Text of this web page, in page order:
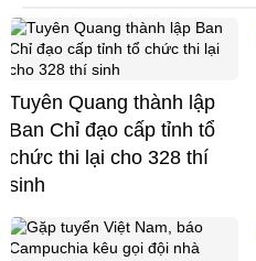
Tuyên Quang thành lập
Ban Chỉ đạo cấp tỉnh tổ
chức thi lại cho 328 thí
sinh